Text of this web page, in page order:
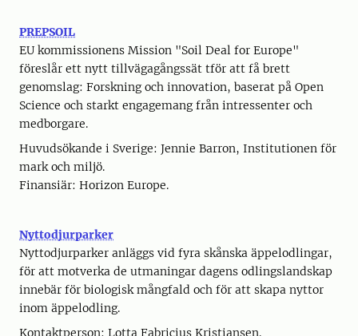
PREPSOIL
EU kommissionens Mission "Soil Deal for Europe"
föreslår ett nytt tillvägagångssät tför att få brett
genomslag: Forskning och innovation, baserat på Open
Science och starkt engagemang från intressenter och
medborgare.
Huvudsökande i Sverige: Jennie Barron, Institutionen för
mark och miljö.
Finansiär: Horizon Europe.
Nyttodjurparker
Nyttodjurparker anläggs vid fyra skånska äppelodlingar,
för att motverka de utmaningar dagens odlingslandskap
innebär för biologisk mångfald och för att skapa nyttor
inom äppelodling.
Kontaktperson: Lotta Fabricius Kristiansen.